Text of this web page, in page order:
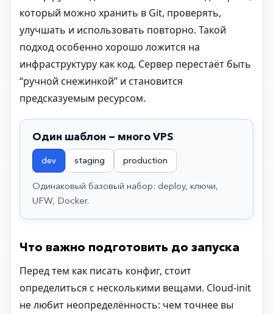
который можно хранить в Git, проверять,
улучшать и использовать повторно. Такой
подход особенно хорошо ложится на
инфраструктуру как код. Сервер перестаёт быть
“ручной снежинкой” и становится
предсказуемым ресурсом.
Один шаблон — много VPS
dev staging production
Одинаковый базовый набор: deploy, ключи,
UFW, Docker.
Что важно подготовить до запуска
Перед тем как писать конфиг, стоит
определиться с несколькими вещами. Cloud-init
не любит неопределённость: чем точнее вы